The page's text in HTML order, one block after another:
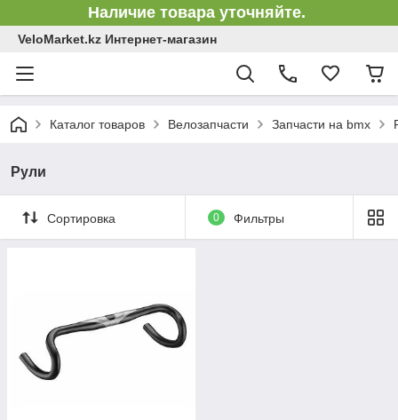
Наличие товара уточняйте.
VeloMarket.kz Интернет-магазин
Каталог товаров Велозапчасти Запчасти на bmx
Рули
Сортировка 0 Фильтры